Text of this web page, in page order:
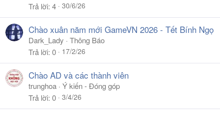
Trả lời 4 30/6/26
Chào xuân năm mới GameVN 2026 - Tết Bính Ngọ
Dark_Lady
Thông Báo
Trả lời 0 17/2/26
Chào AD và các thành viên
trunghoa Ý kiến - Đóng góp
Trả lời 0 3/4/26